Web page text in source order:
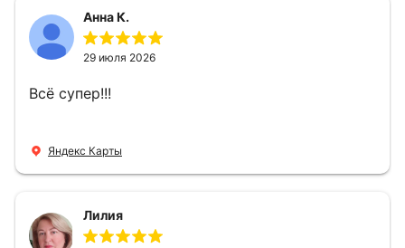
Анна К.
29 июля 2026
Всё супер!!!
Яндекс Карты
Лилия